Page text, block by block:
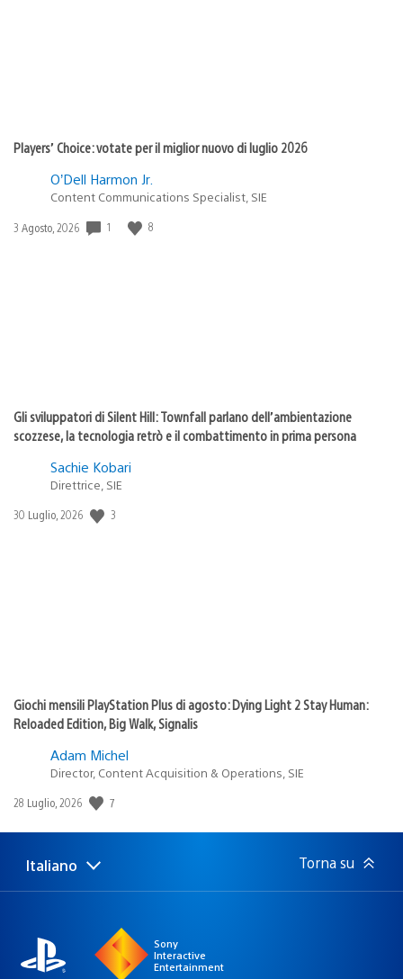
Players’ Choice: votate per il miglior nuovo di luglio 2026
O’Dell Harmon Jr.
Content Communications Specialist, SIE
Data
3 Agosto, 2026 1 8
Gli sviluppatori di Silent Hill: Townfall parlano dell’ambientazione
scozzese, la tecnologia retrò e il combattimento in prima persona
Sachie Kobari
Direttrice, SIE
Data
30 Luglio, 2026 3
Giochi mensili PlayStation Plus di agosto: Dying Light 2 Stay Human:
Reloaded Edition, Big Walk, Signalis
Adam Michel
Director, Content Acquisition & Operations, SIE
Data
pubblicazione:
28 Luglio, 2026 7
Seleziona
una
Regione
attuale:
Italiano Torna su
Sony
Interactive
Entertainment